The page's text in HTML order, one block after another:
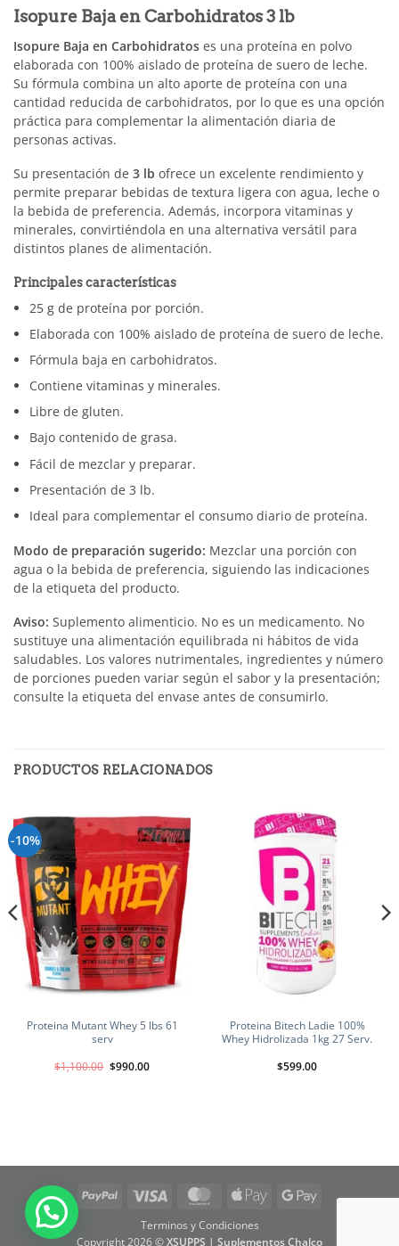
Isopure Baja en Carbohidratos 3 lb
Isopure Baja en Carbohidratos es una proteína en polvo
elaborada con 100% aislado de proteína de suero de leche.
Su fórmula combina un alto aporte de proteína con una
cantidad reducida de carbohidratos, por lo que es una opción
práctica para complementar la alimentación diaria de
personas activas.
Su presentación de 3 lb ofrece un excelente rendimiento y
permite preparar bebidas de textura ligera con agua, leche o
la bebida de preferencia. Además, incorpora vitaminas y
minerales, convirtiéndola en una alternativa versátil para
distintos planes de alimentación.
Principales características
25 g de proteína por porción.
Elaborada con 100% aislado de proteína de suero de leche.
Fórmula baja en carbohidratos.
Contiene vitaminas y minerales.
Libre de gluten.
Bajo contenido de grasa.
Fácil de mezclar y preparar.
Presentación de 3 lb.
Ideal para complementar el consumo diario de proteína.
Modo de preparación sugerido: Mezclar una porción con
agua o la bebida de preferencia, siguiendo las indicaciones
de la etiqueta del producto.
Aviso: Suplemento alimenticio. No es un medicamento. No
sustituye una alimentación equilibrada ni hábitos de vida
saludables. Los valores nutrimentales, ingredientes y número
de porciones pueden variar según el sabor y la presentación;
consulte la etiqueta del envase antes de consumirlo.
PRODUCTOS RELACIONADOS
-10%
Proteina Mutant Whey 5 lbs 61
serv
$1,100.00 El
$990.00El
Proteina Bitech Ladie 100%
Whey Hidrolizada 1kg 27 Serv.
$599.00
PayPal MasterCardApple
Google
Terminos y Condiciones
Copyright 2026 ©XSUPPS | Suplementos Chalco